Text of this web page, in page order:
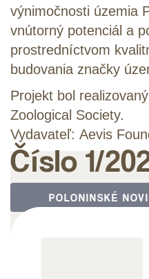
výnimočnosti územia
vnútorný potenciál a
prostredníctvom
budovania značky
Projekt bol
Zoological Society.
Vydavateľ: Aevis
Číslo 1/
POLONINSKÉ